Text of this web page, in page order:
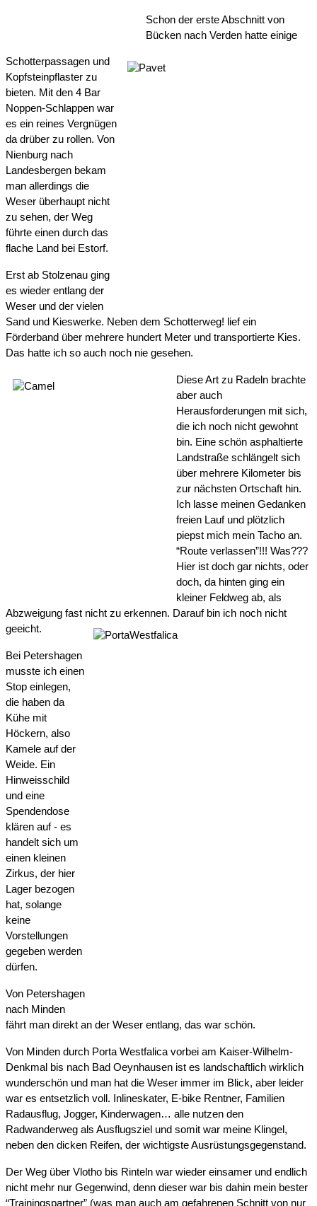
Schon der erste Abschnitt von
Bücken nach Verden hatte einige
Schotterpassagen und
Kopfsteinpflaster zu
bieten. Mit den 4 Bar
Noppen-Schlappen war
es ein reines Vergnügen
da drüber zu rollen. Von
Nienburg nach
Landesbergen bekam
man allerdings die
Weser überhaupt nicht
zu sehen, der Weg
führte einen durch das
flache Land bei Estorf.
Erst ab Stolzenau ging
es wieder entlang der
Weser und der vielen
Sand und Kieswerke. Neben dem Schotterweg! lief ein
Förderband über mehrere hundert Meter und transportierte Kies.
Das hatte ich so auch noch nie gesehen.
Diese Art zu Radeln brachte
aber auch
Herausforderungen mit sich,
die ich noch nicht gewohnt
bin. Eine schön asphaltierte
Landstraße schlängelt sich
über mehrere Kilometer bis
zur nächsten Ortschaft hin.
Ich lasse meinen Gedanken
freien Lauf und plötzlich
piepst mich mein Tacho an.
“Route verlassen”!!! Was???
Hier ist doch gar nichts, oder
doch, da hinten ging ein
kleiner Feldweg ab, als
Abzweigung fast nicht zu erkennen. Darauf bin ich noch nicht
geeicht.
Bei Petershagen
musste ich einen
Stop einlegen,
die haben da
Kühe mit
Höckern, also
Kamele auf der
Weide. Ein
Hinweisschild
und eine
Spendendose
klären auf - es
handelt sich um
einen kleinen
Zirkus, der hier
Lager bezogen
hat, solange
keine
Vorstellungen
gegeben werden
dürfen.
Von Petershagen
nach Minden
fährt man direkt an der Weser entlang, das war schön.
Von Minden durch Porta Westfalica vorbei am Kaiser-Wilhelm-
Denkmal bis nach Bad Oeynhausen ist es landschaftlich wirklich
wunderschön und man hat die Weser immer im Blick, aber leider
war es entsetzlich voll. Inlineskater, E-bike Rentner, Familien
Radausflug, Jogger, Kinderwagen… alle nutzen den
Radwanderweg als Ausflugsziel und somit war meine Klingel,
neben den dicken Reifen, der wichtigste Ausrüstungsgegenstand.
Der Weg über Vlotho bis Rinteln war wieder einsamer und endlich
nicht mehr nur Gegenwind, denn dieser war bis dahin mein bester
“Trainingspartner” (was man auch am gefahrenen Schnitt von nur